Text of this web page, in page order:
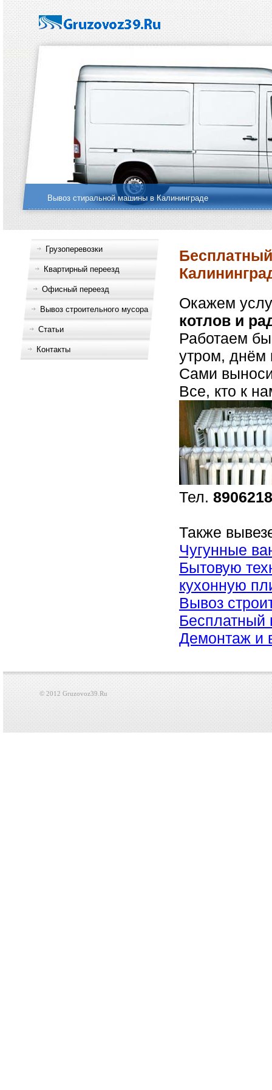
Вывоз стиральной машины в Калининграде
Окажем
котлов и
Работаем
утром, днём
Сами
Все, кто к
Тел.
Также
Чугунные
Бытовую
кухонную
Вывоз
Бесплатный
Демонтаж и
Грузоперевозки
Квартирный переезд
Офисный переезд
Вывоз строительного мусора
Статьи
Контакты
© 2012 Gruzovoz39.Ru